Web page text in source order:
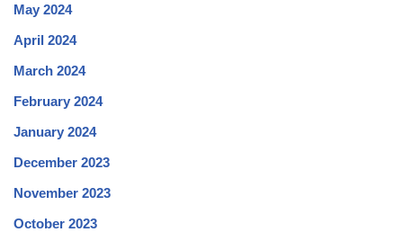
May 2024
April 2024
March 2024
February 2024
January 2024
December 2023
November 2023
October 2023